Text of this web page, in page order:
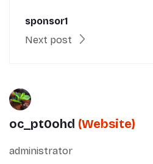
sponsor1
Next post
oc_pt0ohd (Website)
administrator